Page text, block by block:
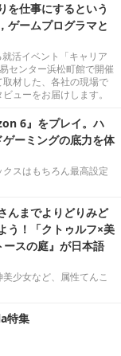
を仕事にするという
ゲームプログラマと
活イベント「キャリア
センター浜松町館で開催
材した、各社の現場で
ューをお届けします。
6』をプレイ。ハ
ーミングの底力を体
スはもちろん最高設定
んまでよりどりみど
う！「クトゥルフ×美
スの庭』が日本語
少女など、属性てんこ
特集